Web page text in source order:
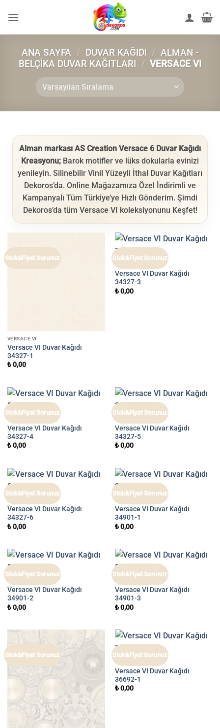
atla
ANA SAYFA / DUVAR KAĞIDI / ALMAN -
BELÇIKA DUVAR KAĞITLARI / VERSACE VI
Alman markası AS Creation Versace 6 Duvar Kağıdı
Kreasyonu; Barok motifler ve lüks dokularla evinizi
yenileyin. Silinebilir Vinil Yüzeyli İthal Duvar Kağıtları
Dekoros’da. Online Mağazamıza Özel İndirimli ve
Kampanyalı Tüm Türkiye’ye Hızlı Gönderim. Şimdi
Dekoros’da tüm Versace VI koleksiyonunu Keşfet!
Stok&Fiyat Sorunuz
VERSACE VI
Versace VI Duvar Kağıdı
34327-1
₺0,00
Stok&Fiyat Sorunuz
VERSACE VI
Versace VI Duvar Kağıdı
34327-3
₺0,00
Stok&Fiyat Sorunuz
VERSACE VI
Versace VI Duvar Kağıdı
34327-4
₺0,00
Stok&Fiyat Sorunuz
VERSACE VI
Versace VI Duvar Kağıdı
34327-5
₺0,00
Stok&Fiyat Sorunuz
VERSACE VI
Versace VI Duvar Kağıdı
34327-6
₺0,00
Stok&Fiyat Sorunuz
VERSACE VI
Versace VI Duvar Kağıdı
34901-1
₺0,00
Stok&Fiyat Sorunuz
VERSACE VI
Versace VI Duvar Kağıdı
34901-2
₺0,00
Stok&Fiyat Sorunuz
VERSACE VI
Versace VI Duvar Kağıdı
34901-3
₺0,00
Stok&Fiyat Sorunuz Stok&Fiyat Sorunuz
VERSACE VI
Versace VI Duvar Kağıdı
36692-1
₺0,00